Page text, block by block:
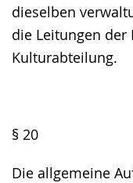
dieselben
die Leitungen
Kulturabteilung.
§ 20
Die allgemeine